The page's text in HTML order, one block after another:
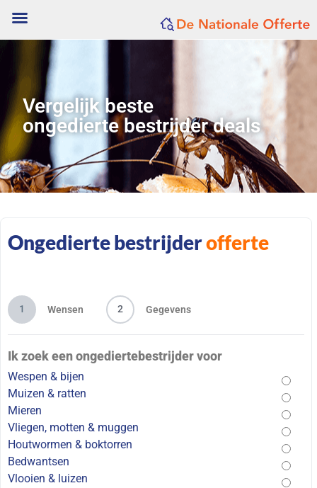
Vergelijk beste
ongedierte bestrijder deals
Ongedierte bestrijderofferte
1 Wensen 2 Gegevens
Ik zoek een ongediertebestrijder voor
Wespen & bijen
Muizen & ratten
Mieren
Vliegen, motten & muggen
Houtwormen & boktorren
Bedwantsen
Vlooien & luizen